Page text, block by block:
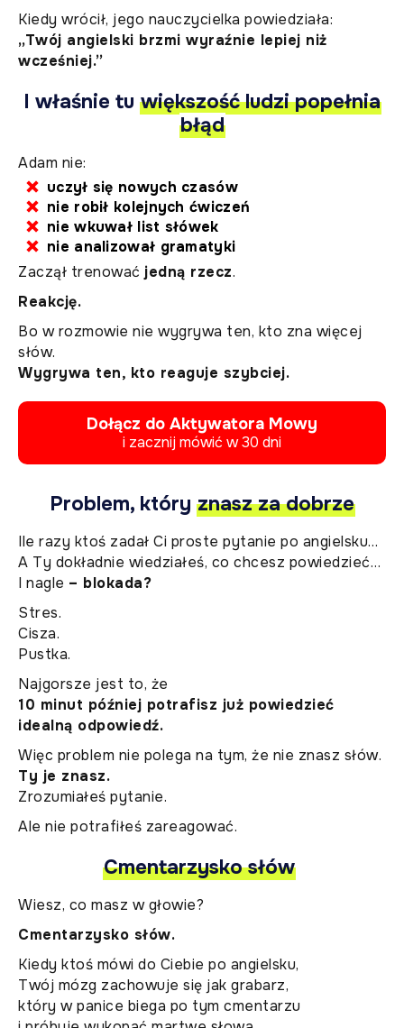
Kiedy wrócił, jego nauczycielka powiedziała:
„Twój angielski brzmi wyraźnie lepiej niż
wcześniej.”
I właśnie tu większość ludzi popełnia
błąd
Adam nie:
uczył się nowych czasów
nie robił kolejnych ćwiczeń
nie wkuwał list słówek
nie analizował gramatyki
Zaczął trenować jedną rzecz.
Reakcję.
Bo w rozmowie nie wygrywa ten, kto zna więcej
słów.
Wygrywa ten, kto reaguje szybciej.
Dołącz do Aktywatora Mowy
i zacznij mówić w 30 dni
Problem, który znasz za dobrze
Ile razy ktoś zadał Ci proste pytanie po angielsku…
A Ty dokładnie wiedziałeś, co chcesz powiedzieć…
I nagle – blokada?
Stres.
Cisza.
Pustka.
Najgorsze jest to, że
10 minut później potrafisz już powiedzieć
idealną odpowiedź.
Więc problem nie polega na tym, że nie znasz słów.
Ty je znasz.
Zrozumiałeś pytanie.
Ale nie potrafiłeś zareagować.
Cmentarzysko słów
Wiesz, co masz w głowie?
Cmentarzysko słów.
Kiedy ktoś mówi do Ciebie po angielsku,
Twój mózg zachowuje się jak grabarz,
który w panice biega po tym cmentarzu